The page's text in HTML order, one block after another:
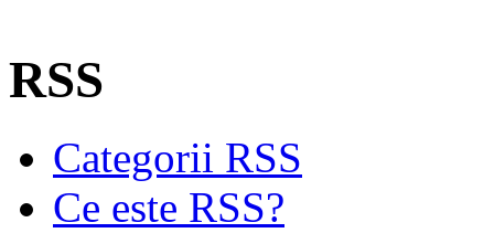
RSS
Categorii RSS
Ce este RSS?